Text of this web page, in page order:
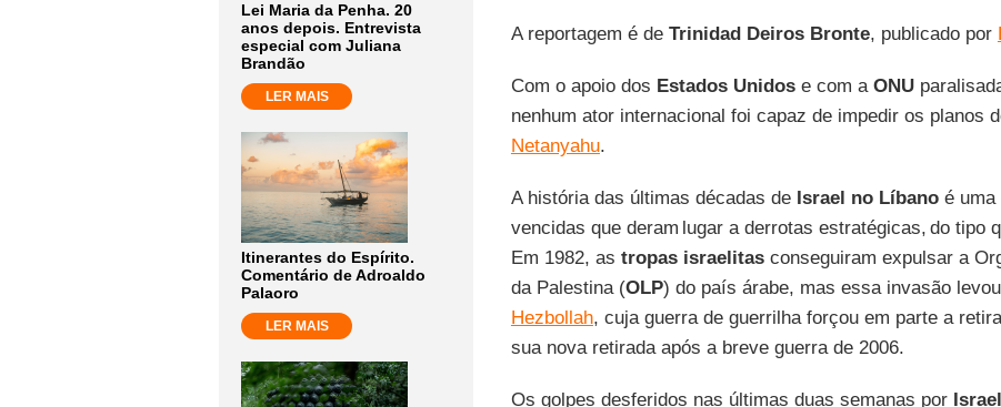
Lei Maria da Penha. 20
anos depois. Entrevista
especial com Juliana
Brandão
LER MAIS
Itinerantes do Espírito.
Comentário de Adroaldo
Palaoro
LER MAIS
A reportagem é de Trinidad Deiros Bronte, publicado por
Com o apoio dos Estados Unidose com a ONU
nenhum ator internacional foi capaz de impedir os planos
Netanyahu.
A história das últimas décadas de Israel no Líbanoé uma
vencidas que deram lugar a derrotas estratégicas, do tipo
Em 1982, as tropas israelitasconseguiram expulsar a
da Palestina (OLP) do país árabe, mas essa invasão
Hezbollah, cuja guerra de guerrilha forçou em parte a
sua nova retirada após a breve guerra de 2006.
Os golpes desferidos nas últimas duas semanas porIsrael